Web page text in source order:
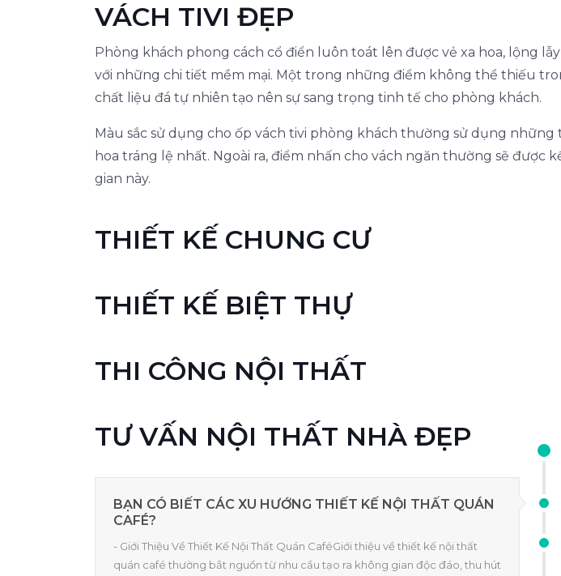
VÁCH TIVI ĐẸP
Phòng khách phong cách cổ điển luôn toát lên được vẻ xa hoa, lộng
với những chi tiết mềm mại. Một trong những điểm không thể thiếu
chất liệu đá tự nhiên tạo nên sự sang trọng tinh tế cho phòng khách.
Màu sắc sử dụng cho ốp vách tivi phòng khách thường sử dụng
hoa tráng lệ nhất. Ngoài ra, điểm nhấn cho vách ngăn thường sẽ
gian này.
THIẾT KẾ CHUNG CƯ
THIẾT KẾ BIỆT THỰ
THI CÔNG NỘI THẤT
TƯ VẤN NỘI THẤT NHÀ ĐẸP
BẠN CÓ BIẾT CÁC XU HƯỚNG THIẾT KẾ NỘI THẤT QUÁN
CAFÉ?
- Giới Thiệu Về Thiết Kế Nội Thất Quán CaféGiới thiệu về thiết kế nội thất
quán café thường bắt nguồn từ nhu cầu tạo ra không gian độc đáo, thu hút